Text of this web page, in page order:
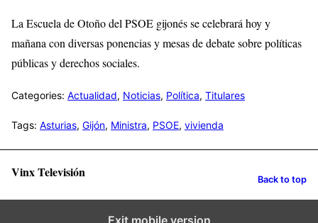
La Escuela de Otoño del PSOE gijonés se celebrará hoy y
mañana con diversas ponencias y mesas de debate sobre políticas
públicas y derechos sociales.
Categories: Actualidad, Noticias, Política, Titulares
Tags: Asturias, Gijón, Ministra, PSOE, vivienda
Vinx Televisión Back to top
Exit mobile version